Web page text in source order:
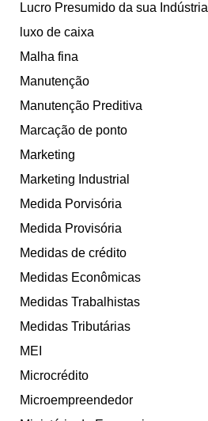
Lucro Presumido da sua Indústria
luxo de caixa
Malha fina
Manutenção
Manutenção Preditiva
Marcação de ponto
Marketing
Marketing Industrial
Medida Porvisória
Medida Provisória
Medidas de crédito
Medidas Econômicas
Medidas Trabalhistas
Medidas Tributárias
MEI
Microcrédito
Microempreendedor